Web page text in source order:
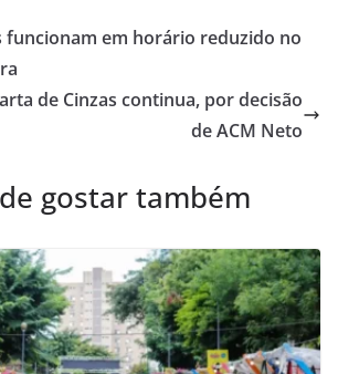
l e
funcionam em horário reduzido no
de Cinzas continua, por decisão
de ACM Neto
gostar também